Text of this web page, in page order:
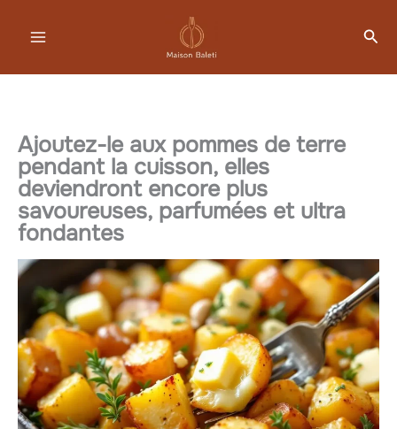
Ajoutez-le aux pommes de terre
pendant la cuisson, elles
deviendront encore plus
savoureuses, parfumées et ultra
fondantes